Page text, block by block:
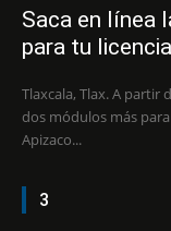
Saca en línea
para tu
Tlaxcala, Tlax. A partir
dos módulos más
Apizaco...
3